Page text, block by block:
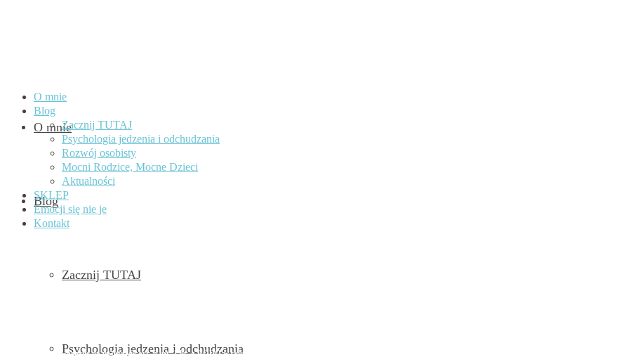
O mnie
Blog
Zacznij TUTAJ
Psychologia jedzenia i odchudzania
O mnie
Blog
Zacznij TUTAJ
Psychologia jedzenia i odchudzania
Rozwój osobisty
Mocni Rodzice, Mocne Dzieci
Aktualności
SKLEP
Emocji się nie je
Kontakt
Dane będą przetwarzane na podstawie art. 6 ust. 1 lit. a RODO w celu przesyłania Ci newslettera. Dane będą przechowywane w bazie administratora przez czas funkcjonowania